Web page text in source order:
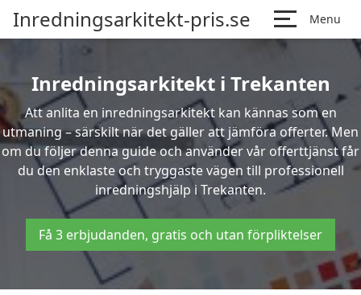
Inredningsarkitekt-pris.se Menu
Inredningsarkitekt i Trekanten
Att anlita en inredningsarkitekt kan kännas som en
utmaning – särskilt när det gäller att jämföra offerter. Men
om du följer denna guide och använder vår offerttjänst får
du den enklaste och tryggaste vägen till professionell
inredningshjälp i Trekanten.
Få 3 erbjudanden, gratis och utan förpliktelser